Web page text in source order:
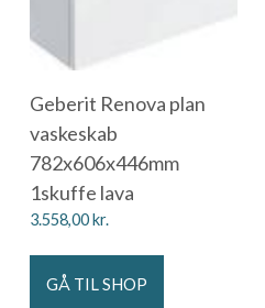
Geberit Renova plan
vaskeskab
782x606x446mm
1skuffe lava
3.558,00kr.
GÅ TIL SHOP